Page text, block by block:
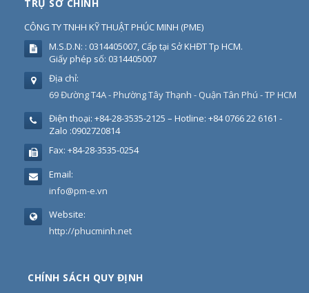
TRỤ SỞ CHÍNH
CÔNG TY TNHH KỸ THUẬT PHÚC MINH (PME)
M.S.D.N: : 0314405007, Cấp tại Sở KHĐT Tp HCM.
Giấy phép số: 0314405007
Địa chỉ:
69 Đường T4A - Phường Tây Thạnh - Quận Tân Phú - TP HCM
Điện thoại: +84-28-3535-2125 – Hotline: +84 0766 22 6161 -
Zalo :0902720814
Fax: +84-28-3535-0254
Email:
info@pm-e.vn
Website:
http://phucminh.net
CHÍNH SÁCH QUY ĐỊNH